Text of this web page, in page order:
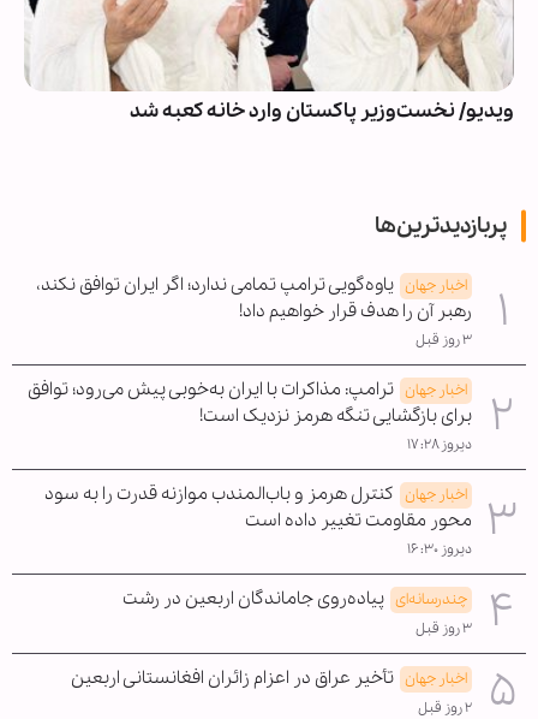
ویدیو/ نخست‌وزیر پاکستان وارد خانه کعبه شد
پربازدیدترین‌ها
اخبار جهان یاوه‌گویی ترامپ تمامی ندارد؛ اگر ایران توافق نکند،
رهبر آن را هدف قرار خواهیم داد!
۳ روز قبل
اخبار جهان ترامپ: مذاکرات با ایران به‌خوبی پیش می‌رود؛ توافق
برای بازگشایی تنگه هرمز نزدیک است!
دیروز ۱۷:۲۸
اخبار جهان کنترل هرمز و باب‌المندب موازنه قدرت را به سود
محور مقاومت تغییر داده است
دیروز ۱۶:۳۰
چندرسانه‌ای پیاده‌روی جاماندگان اربعین در رشت
۳ روز قبل
اخبار جهان تأخیر عراق در اعزام زائران افغانستانی اربعین
۲ روز قبل